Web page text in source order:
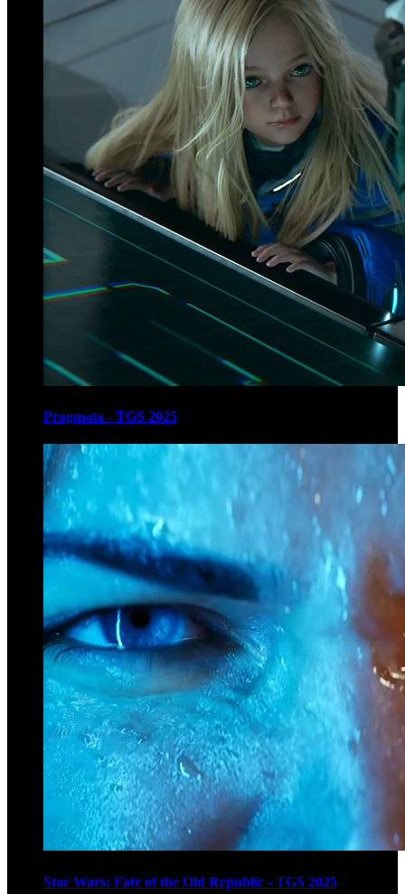
Pragmata - TGS 2025
Star Wars: Fate of the Old Republic - TGS 2025